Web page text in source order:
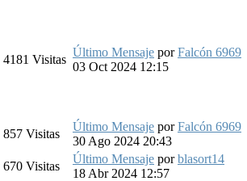
4181 Visitas
Último Mensaje porFalcón 6969
03 Oct 2024 12:15
857 Visitas
Último Mensaje porFalcón 6969
30 Ago 2024 20:43
670 Visitas
Último Mensaje porblasort14
18 Abr 2024 12:57